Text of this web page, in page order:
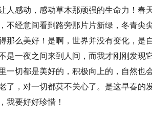
人感动，感动草木那顽强的生命力！春
不经意间看到路旁那片片新绿，冬青尖
那么美好！是啊，世界并没有变化，是
是一夜之间来到人间，而我才刚刚发现
一切都是美好的，积极向上的，自然也
了，对一切都莫不关心了。是这早春的
我要好好珍惜！